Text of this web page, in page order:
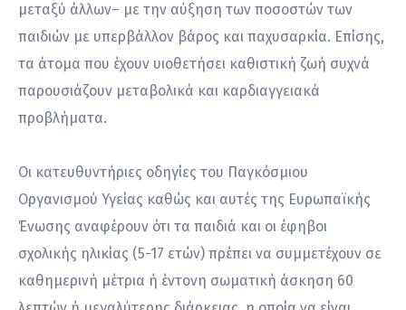
μεταξύ άλλων– µε την αύξηση των ποσοστών των
παιδιών με υπερβάλλον βάρος και παχυσαρκία. Επίσης,
τα άτομα που έχουν υιοθετήσει καθιστική ζωή συχνά
παρουσιάζουν μεταβολικά και καρδιαγγειακά
προβλήματα.
Οι κατευθυντήριες οδηγίες του Παγκόσμιου
Οργανισμού Υγείας καθώς και αυτές της Ευρωπαϊκής
Ένωσης αναφέρουν ότι τα παιδιά και οι έφηβοι
σχολικής ηλικίας (5-17 ετών) πρέπει να συμμετέχουν σε
καθημερινή μέτρια ή έντονη σωματική άσκηση 60